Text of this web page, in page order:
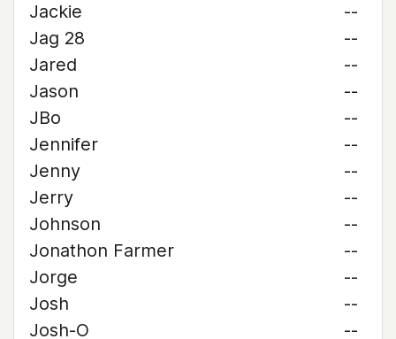
Jackie
--
Jag 28
--
Jared
--
Jason
--
JBo
--
Jennifer
--
Jenny
--
Jerry
--
Johnson
--
Jonathon Farmer
--
Jorge
--
Josh
--
Josh-O
--